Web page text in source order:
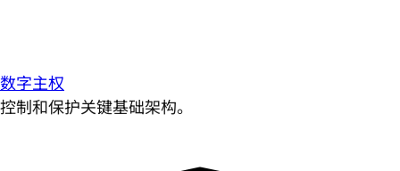
数字主权
控制和保护关键基础架构。